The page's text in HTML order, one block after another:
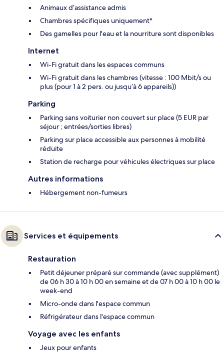
Animaux d’assistance admis
Chambres spécifiques uniquement*
Des gamelles pour l'eau et la nourriture sont disponibles
Internet
Wi-Fi gratuit dans les espaces communs
Wi-Fi gratuit dans les chambres (vitesse : 100 Mbit/s ou
plus (pour 1 à 2 pers. ou jusqu’à 6 appareils))
Parking
Parking sans voiturier non couvert sur place (5 EUR par
séjour ; entrées/sorties libres)
Parking sur place accessible aux personnes à mobilité
réduite
Station de recharge pour véhicules électriques sur place
Autres informations
Hébergement non-fumeurs
Services et équipements
Restauration
Petit déjeuner préparé sur commande (avec supplément)
de 06 h 30 à 10 h 00 en semaine et de 07 h 00 à 10 h 00 le
week-end
Micro-onde dans l'espace commun
Réfrigérateur dans l'espace commun
Voyage avec les enfants
Jeux pour enfants